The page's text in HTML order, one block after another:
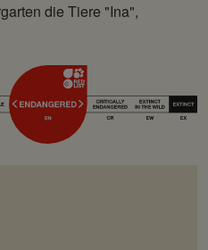
die Tiere "Ina",